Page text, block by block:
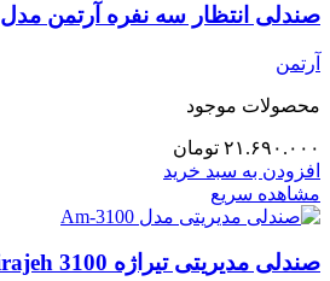
صندلی انتظار سه نفره آرتمن مدل 832 DLW
آرتمن
محصولات موجود
۲۱.۶۹۰.۰۰۰ تومان
افزودن به سبد خرید
مشاهده سریع
صندلی مدیریتی تیراژه Tirajeh 3100